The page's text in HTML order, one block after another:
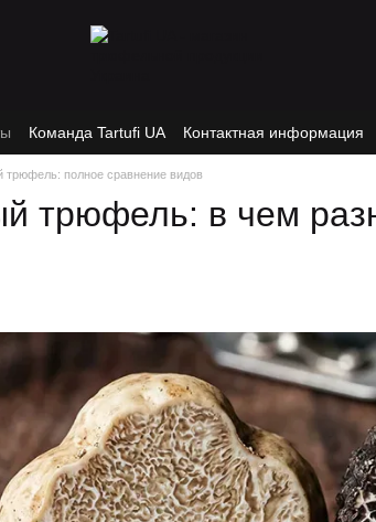
Команда Tartufi UA Контактная информация
полное сравнение видов
трюфель: в чем